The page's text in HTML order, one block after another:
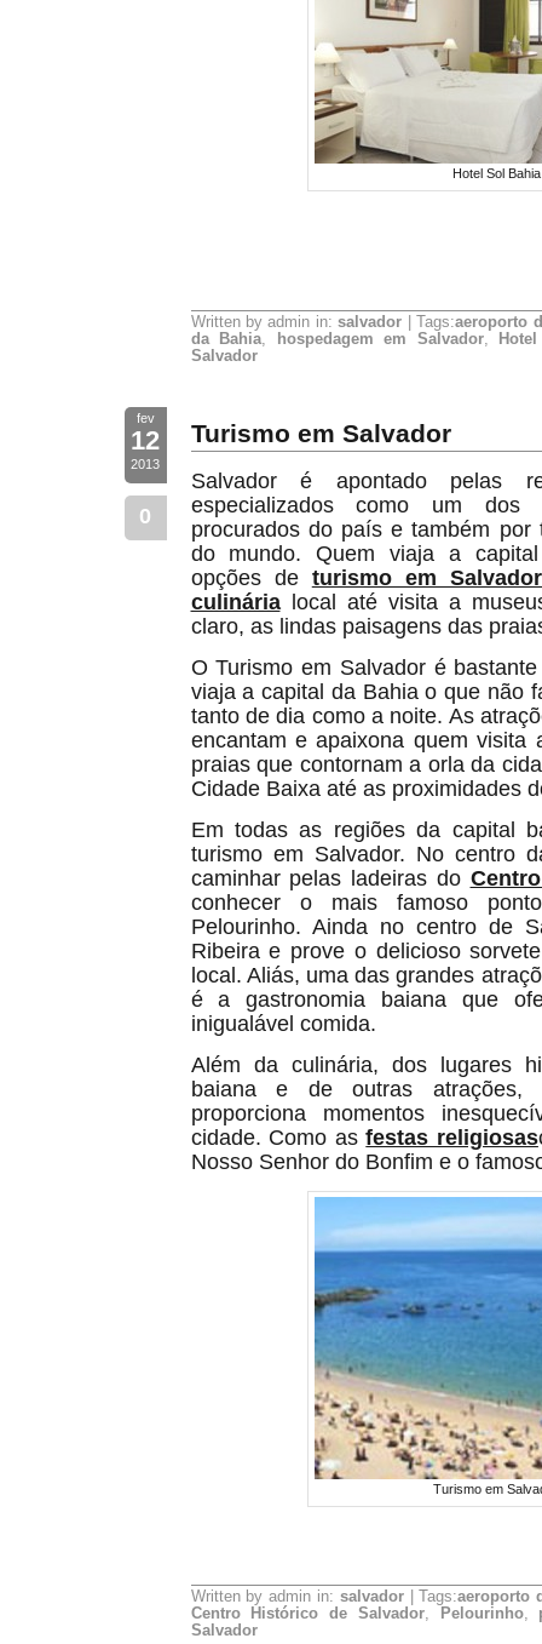
Hotel Sol Bahia
Written by admin in:salvador | Tags:aeroporto
da Bahia, hospedagem em Salvador,
Salvador
fev
12
2013
0
Turismo em Salvador
Salvador é apontado pelas
especializados como um dos
procurados do país e também por
do mundo. Quem viaja a
opções de turismo em Salvador
culinárialocal até visita a
claro, as lindas paisagens das
O Turismo em Salvador é
viaja a capital da Bahia o que não
tanto de dia como a noite. As
encantam e apaixona quem visita
praias que contornam a orla da
Cidade Baixa até as proximidades
Em todas as regiões da capital
turismo em Salvador. No centro
caminhar pelas ladeiras do
conhecer o mais famoso
Pelourinho. Ainda no centro de
Ribeira e prove o delicioso
local. Aliás, uma das grandes
é a gastronomia baiana que
inigualável comida.
Além da culinária, dos lugares
baiana e de outras atrações,
proporciona momentos
cidade. Como asfestas religiosas
Nosso Senhor do Bonfim e o
Turismo em
Written by admin in: salvador| Tags:aeroporto
Centro Histórico de Salvador, Pelourinho,
Salvador